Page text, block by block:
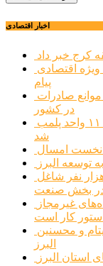
اخبار اقتصادی
کرج خبر داد
پیام
در کشور
شد
توسعه البرز
بخش صنعت
کار است
البرز